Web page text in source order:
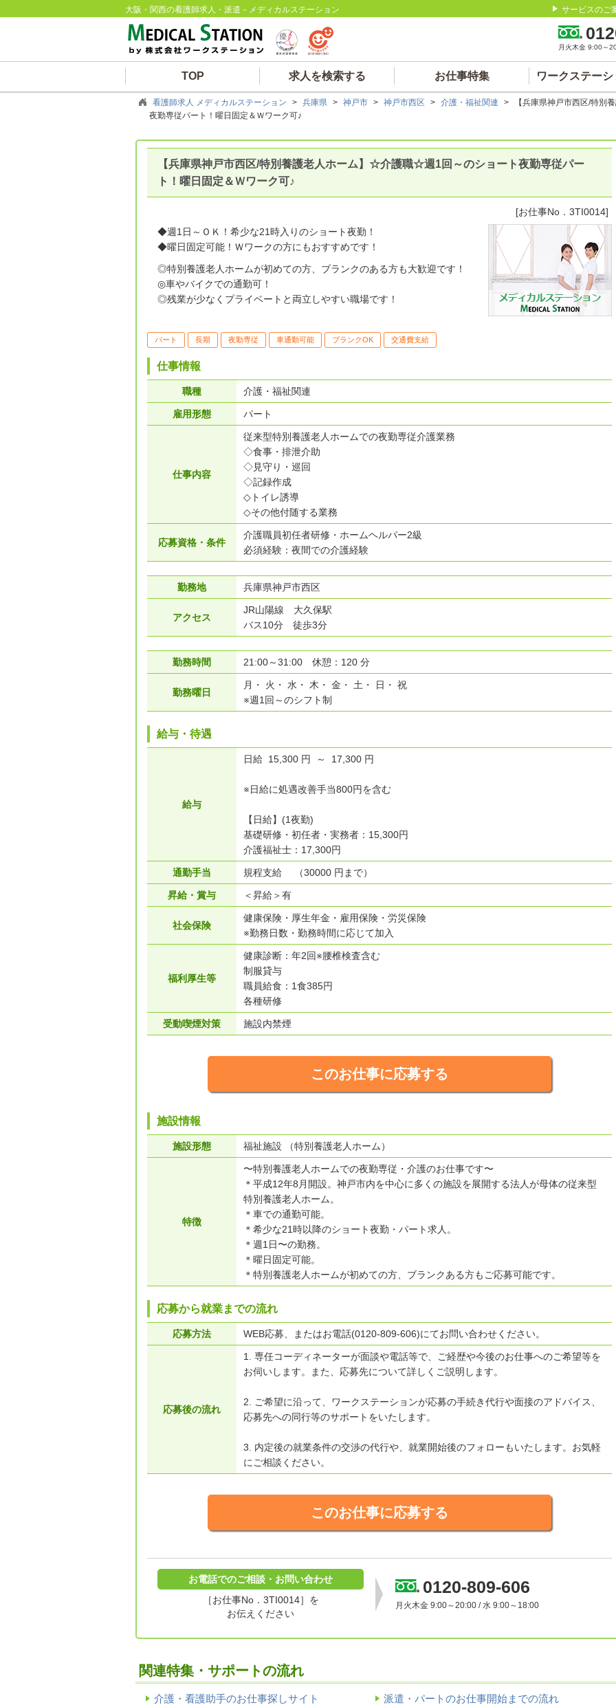
大阪・関西の看護師求人・派遣－メディカルステーション サービスのご
月火木金 9:00～
TOP 求人を検索する お仕事特集 ワークステー
看護師求人 メディカルステーション > 兵庫県 > 神戸市 > 神戸市西区 > 介護・福祉関連 >
【兵庫県神戸市西区/特
夜勤専従パート！曜日固定＆Ｗワーク可♪
【兵庫県神戸市西区/特別養護老人ホーム】☆介護職☆週1回～のショート夜勤専従パー
ト！曜日固定＆Ｗワーク可♪
[お仕事No．3TI0014]
◆週1日～ＯＫ！希少な21時入りのショート夜勤！
◆曜日固定可能！Ｗワークの方にもおすすめです！
◎特別養護老人ホームが初めての方、ブランクのある方も大歓迎です！
◎車やバイクでの通勤可！
◎残業が少なくプライベートと両立しやすい職場です！
パート 長期 夜勤専従 車通勤可能 ブランクOK 交通費支給
仕事情報
職種 介護・福祉関連
雇用形態 パート
仕事内容
従来型特別養護老人ホームでの夜勤専従介護業務
◇食事・排泄介助
◇見守り・巡回
◇記録作成
◇トイレ誘導
◇その他付随する業務
応募資格・条件
介護職員初任者研修・ホームヘルパー2級
必須経験：夜間での介護経験
勤務地 兵庫県神戸市西区
アクセス
JR山陽線 大久保駅
バス10分 徒歩3分
勤務時間 21:00～31:00 休憩：120 分
勤務曜日
月・ 火・ 水・ 木・ 金・ 土・ 日・ 祝
※週1回～のシフト制
給与・待遇
給与
日給 15,300 円 ～ 17,300 円
※日給に処遇改善手当800円を含む
【日給】(1夜勤)
基礎研修・初任者・実務者：15,300円
介護福祉士：17,300円
通勤手当 規程支給 （30000 円まで）
昇給・賞与 ＜昇給＞有
社会保険
健康保険・厚生年金・雇用保険・労災保険
※勤務日数・勤務時間に応じて加入
福利厚生等
健康診断：年2回※腰椎検査含む
制服貸与
職員給食：1食385円
各種研修
受動喫煙対策 施設内禁煙
このお仕事に応募する
施設情報
施設形態 福祉施設 （特別養護老人ホーム）
特徴
〜特別養護老人ホームでの夜勤専従・介護のお仕事です〜
＊平成12年8月開設。神戸市内を中心に多くの施設を展開する法人が母体の従来型
特別養護老人ホーム。
＊車での通勤可能。
＊希少な21時以降のショート夜勤・パート求人。
＊週1日〜の勤務。
＊曜日固定可能。
＊特別養護老人ホームが初めての方、ブランクある方もご応募可能です。
応募から就業までの流れ
応募方法 WEB応募、またはお電話(0120-809-606)にてお問い合わせください。
応募後の流れ
1. 専任コーディネーターが面談や電話等で、ご経歴や今後のお仕事へのご希望等を
お伺いします。また、応募先について詳しくご説明します。
2. ご希望に沿って、ワークステーションが応募の手続き代行や面接のアドバイス、
応募先への同行等のサポートをいたします。
3. 内定後の就業条件の交渉の代行や、就業開始後のフォローもいたします。お気軽
にご相談ください。
このお仕事に応募する
お電話でのご相談・お問い合わせ
［お仕事No．3TI0014］を
お伝えください
0120-809-606
月火木金 9:00～20:00 / 水 9:00～18:00
関連特集・サポートの流れ
介護・看護助手のお仕事探しサイト
派遣・パートのお仕事開始までの流れ